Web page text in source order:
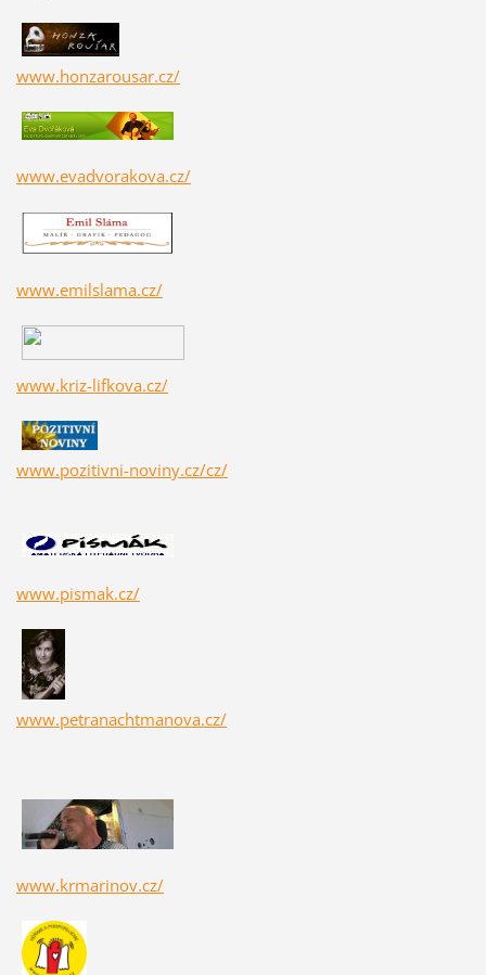
www.honzarousar.cz/
www.evadvorakova.cz/
www.emilslama.cz/
www.kriz-lifkova.cz/
www.pozitivni-noviny.cz/cz/
www.pismak.cz/
www.petranachtmanova.cz/
www.krmarinov.cz/